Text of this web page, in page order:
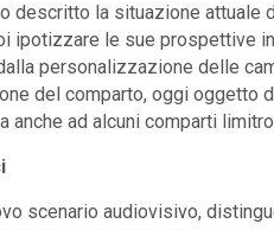
descritto la situazione attuale
ipotizzare le sue prospettive
personalizzazione delle
del comparto, oggi oggetto
ad alcuni comparti
scenario audiovisivo,